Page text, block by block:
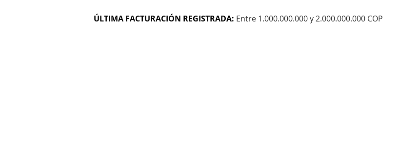
ÚLTIMA FACTURACIÓN REGISTRADA: Entre 1.000.000.000 y 2.000.000.000 COP